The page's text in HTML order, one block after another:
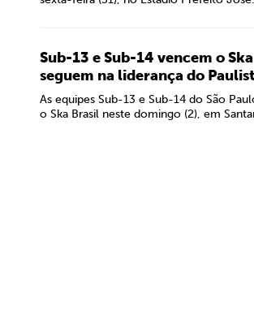
Sub-13 e Sub-14 vencem o
seguem na liderança do
As equipes Sub-13 e Sub-14 do São
o Ska Brasil neste domingo (2), em